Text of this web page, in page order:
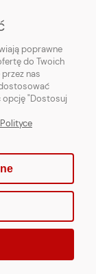
poprawne
do Twoich
nas
opcję "Dostosuj